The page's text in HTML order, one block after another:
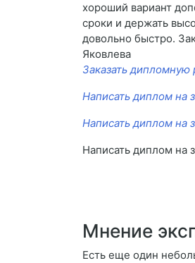
хороший вариант
сроки и держать
довольно быстро.
Яковлева
Заказать
Написать диплом на
Написать диплом на
Написать диплом на
Мнение
Есть еще один